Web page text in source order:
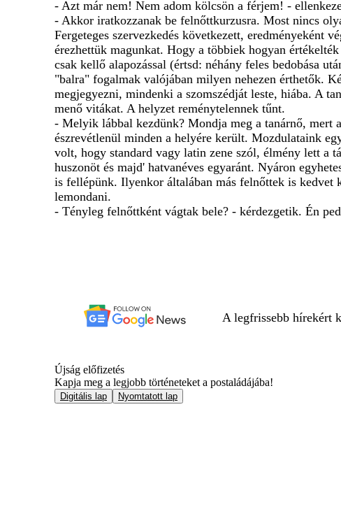
- Azt már nem! Nem adom kölcsön a férjem! -
- Akkor iratkozzanak be felnőttkurzusra. Most nincs
Fergeteges szervezkedés következett,
érezhettük magunkat. Hogy a többiek hogyan
csak kellő alapozással (értsd: néhány feles bedobása
"balra" fogalmak valójában milyen nehezen érthetők.
megjegyezni, mindenki a szomszédját leste, hiába. A
menő vitákat. A helyzet reménytelennek tűnt.
- Melyik lábbal kezdünk? Mondja meg a tanárnő, mert
észrevétlenül minden a helyére került. Mozdulataink
volt, hogy standard vagy latin zene szól, élmény lett a
huszonöt és majd' hatvanéves egyaránt. Nyáron
is fellépünk. Ilyenkor általában más felnőttek is kedvet
lemondani.
- Tényleg felnőttként vágtak bele? - kérdezgetik. Én
A legfrissebb hírekért
Újság előfizetés
Kapja meg a legjobb történeteket a postaládájába!
Digitális lap Nyomtatott lap